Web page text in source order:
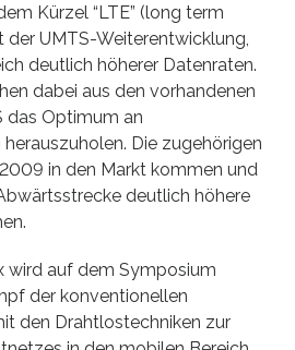
Kürzel “LTE” (long term
UMTS-Weiterentwicklung,
deutlich höherer Datenraten.
dabei aus den vorhandenen
das Optimum an
Die zugehörigen
in den Markt kommen und
deutlich höhere
wird auf dem Symposium
der konventionellen
den Drahtlostechniken zur